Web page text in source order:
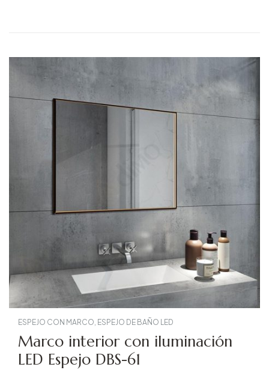
ESPEJO CON MARCO, ESPEJO DE BAÑO LED
Marco interior con iluminación
LED Espejo DBS-61